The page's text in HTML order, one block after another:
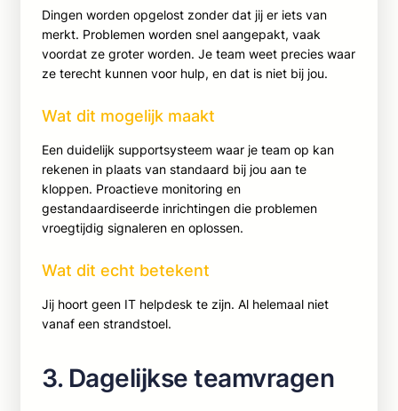
Dingen worden opgelost zonder dat jij er iets van
merkt. Problemen worden snel aangepakt, vaak
voordat ze groter worden. Je team weet precies waar
ze terecht kunnen voor hulp, en dat is niet bij jou.
Wat dit mogelijk maakt
Een duidelijk supportsysteem waar je team op kan
rekenen in plaats van standaard bij jou aan te
kloppen. Proactieve monitoring en
gestandaardiseerde inrichtingen die problemen
vroegtijdig signaleren en oplossen.
Wat dit echt betekent
Jij hoort geen IT helpdesk te zijn. Al helemaal niet
vanaf een strandstoel.
3. Dagelijkse teamvragen